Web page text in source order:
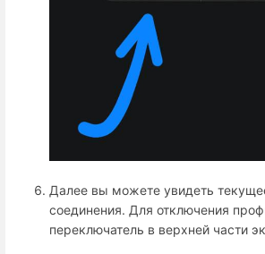
Далее вы можете увидеть
соединения. Для отключения
переключатель в верхней части